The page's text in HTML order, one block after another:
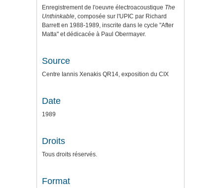
Enregistrement de l'oeuvre électroacoustique The
Unthinkable, composée sur l'UPIC par Richard
Barrett en 1988-1989, inscrite dans le cycle "After
Matta" et dédicacée à Paul Obermayer.
Source
Centre Iannis Xenakis QR14, exposition du CIX
Date
1989
Droits
Tous droits réservés.
Format